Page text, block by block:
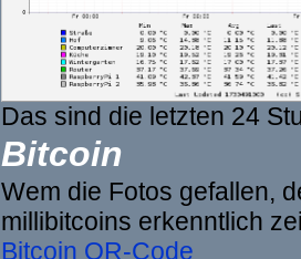
Das sind die letzten 24
Bitcoin
Wem die Fotos gefallen,
millibitcoins erkenntlich
Bitcoin QR-Code